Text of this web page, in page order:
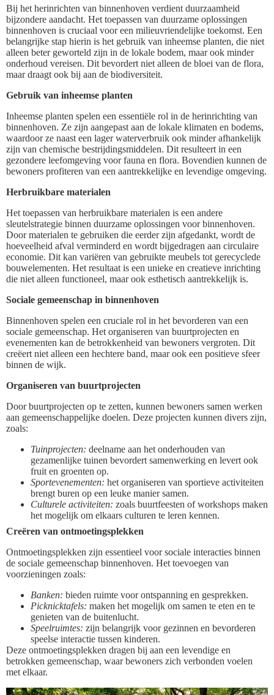
Bij het herinrichten van binnenhoven verdient duurzaamheid
bijzondere aandacht. Het toepassen van duurzame oplossingen
binnenhoven is cruciaal voor een milieuvriendelijke toekomst. Een
belangrijke stap hierin is het gebruik van inheemse planten, die niet
alleen beter geworteld zijn in de lokale bodem, maar ook minder
onderhoud vereisen. Dit bevordert niet alleen de bloei van de flora,
maar draagt ook bij aan de biodiversiteit.
Gebruik van inheemse planten
Inheemse planten spelen een essentiële rol in de herinrichting van
binnenhoven. Ze zijn aangepast aan de lokale klimaten en bodems,
waardoor ze naast een lager waterverbruik ook minder afhankelijk
zijn van chemische bestrijdingsmiddelen. Dit resulteert in een
gezondere leefomgeving voor fauna en flora. Bovendien kunnen de
bewoners profiteren van een aantrekkelijke en levendige omgeving.
Herbruikbare materialen
Het toepassen van herbruikbare materialen is een andere
sleutelstrategie binnen duurzame oplossingen voor binnenhoven.
Door materialen te gebruiken die eerder zijn afgedankt, wordt de
hoeveelheid afval verminderd en wordt bijgedragen aan circulaire
economie. Dit kan variëren van gebruikte meubels tot gerecyclede
bouwelementen. Het resultaat is een unieke en creatieve inrichting
die niet alleen functioneel, maar ook esthetisch aantrekkelijk is.
Sociale gemeenschap in binnenhoven
Binnenhoven spelen een cruciale rol in het bevorderen van een
sociale gemeenschap. Het organiseren van buurtprojecten en
evenementen kan de betrokkenheid van bewoners vergroten. Dit
creëert niet alleen een hechtere band, maar ook een positieve sfeer
binnen de wijk.
Organiseren van buurtprojecten
Door buurtprojecten op te zetten, kunnen bewoners samen werken
aan gemeenschappelijke doelen. Deze projecten kunnen divers zijn,
zoals:
Tuinprojecten: deelname aan het onderhouden van
gezamenlijke tuinen bevordert samenwerking en levert ook
fruit en groenten op.
Sportevenementen: het organiseren van sportieve activiteiten
brengt buren op een leuke manier samen.
Culturele activiteiten: zoals buurtfeesten of workshops maken
het mogelijk om elkaars culturen te leren kennen.
Creëren van ontmoetingsplekken
Ontmoetingsplekken zijn essentieel voor sociale interacties binnen
de sociale gemeenschap binnenhoven. Het toevoegen van
voorzieningen zoals:
Banken: bieden ruimte voor ontspanning en gesprekken.
Picknicktafels: maken het mogelijk om samen te eten en te
genieten van de buitenlucht.
Speelruimtes: zijn belangrijk voor gezinnen en bevorderen
speelse interactie tussen kinderen.
Deze ontmoetingsplekken dragen bij aan een levendige en
betrokken gemeenschap, waar bewoners zich verbonden voelen
met elkaar.